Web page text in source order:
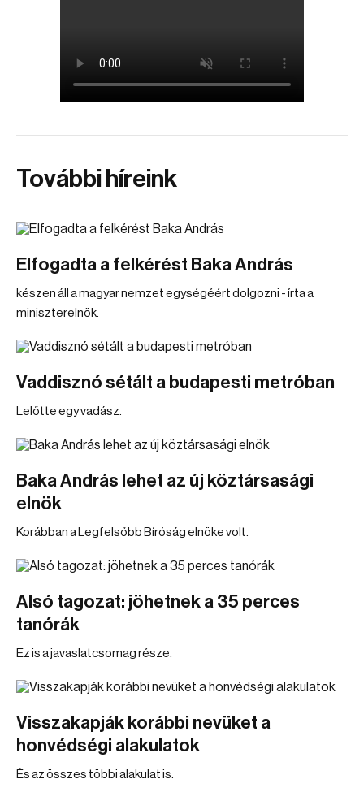
További híreink
Elfogadta a felkérést Baka András
készen áll a magyar nemzet egységéért dolgozni - írta a
miniszterelnök.
Vaddisznó sétált a budapesti metróban
Lelőtte egy vadász.
Baka András lehet az új köztársasági
elnök
Korábban a Legfelsőbb Bíróság elnöke volt.
Alsó tagozat: jöhetnek a 35 perces
tanórák
Ez is a javaslatcsomag része.
Visszakapják korábbi nevüket a
honvédségi alakulatok
És az összes többi alakulat is.